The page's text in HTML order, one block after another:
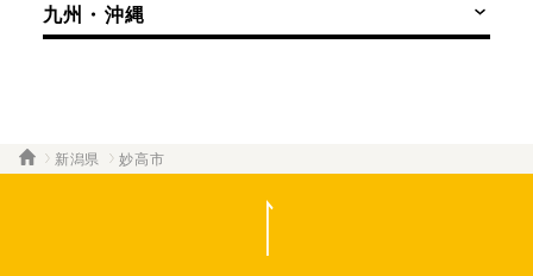
九州・沖縄
新潟県 妙高市